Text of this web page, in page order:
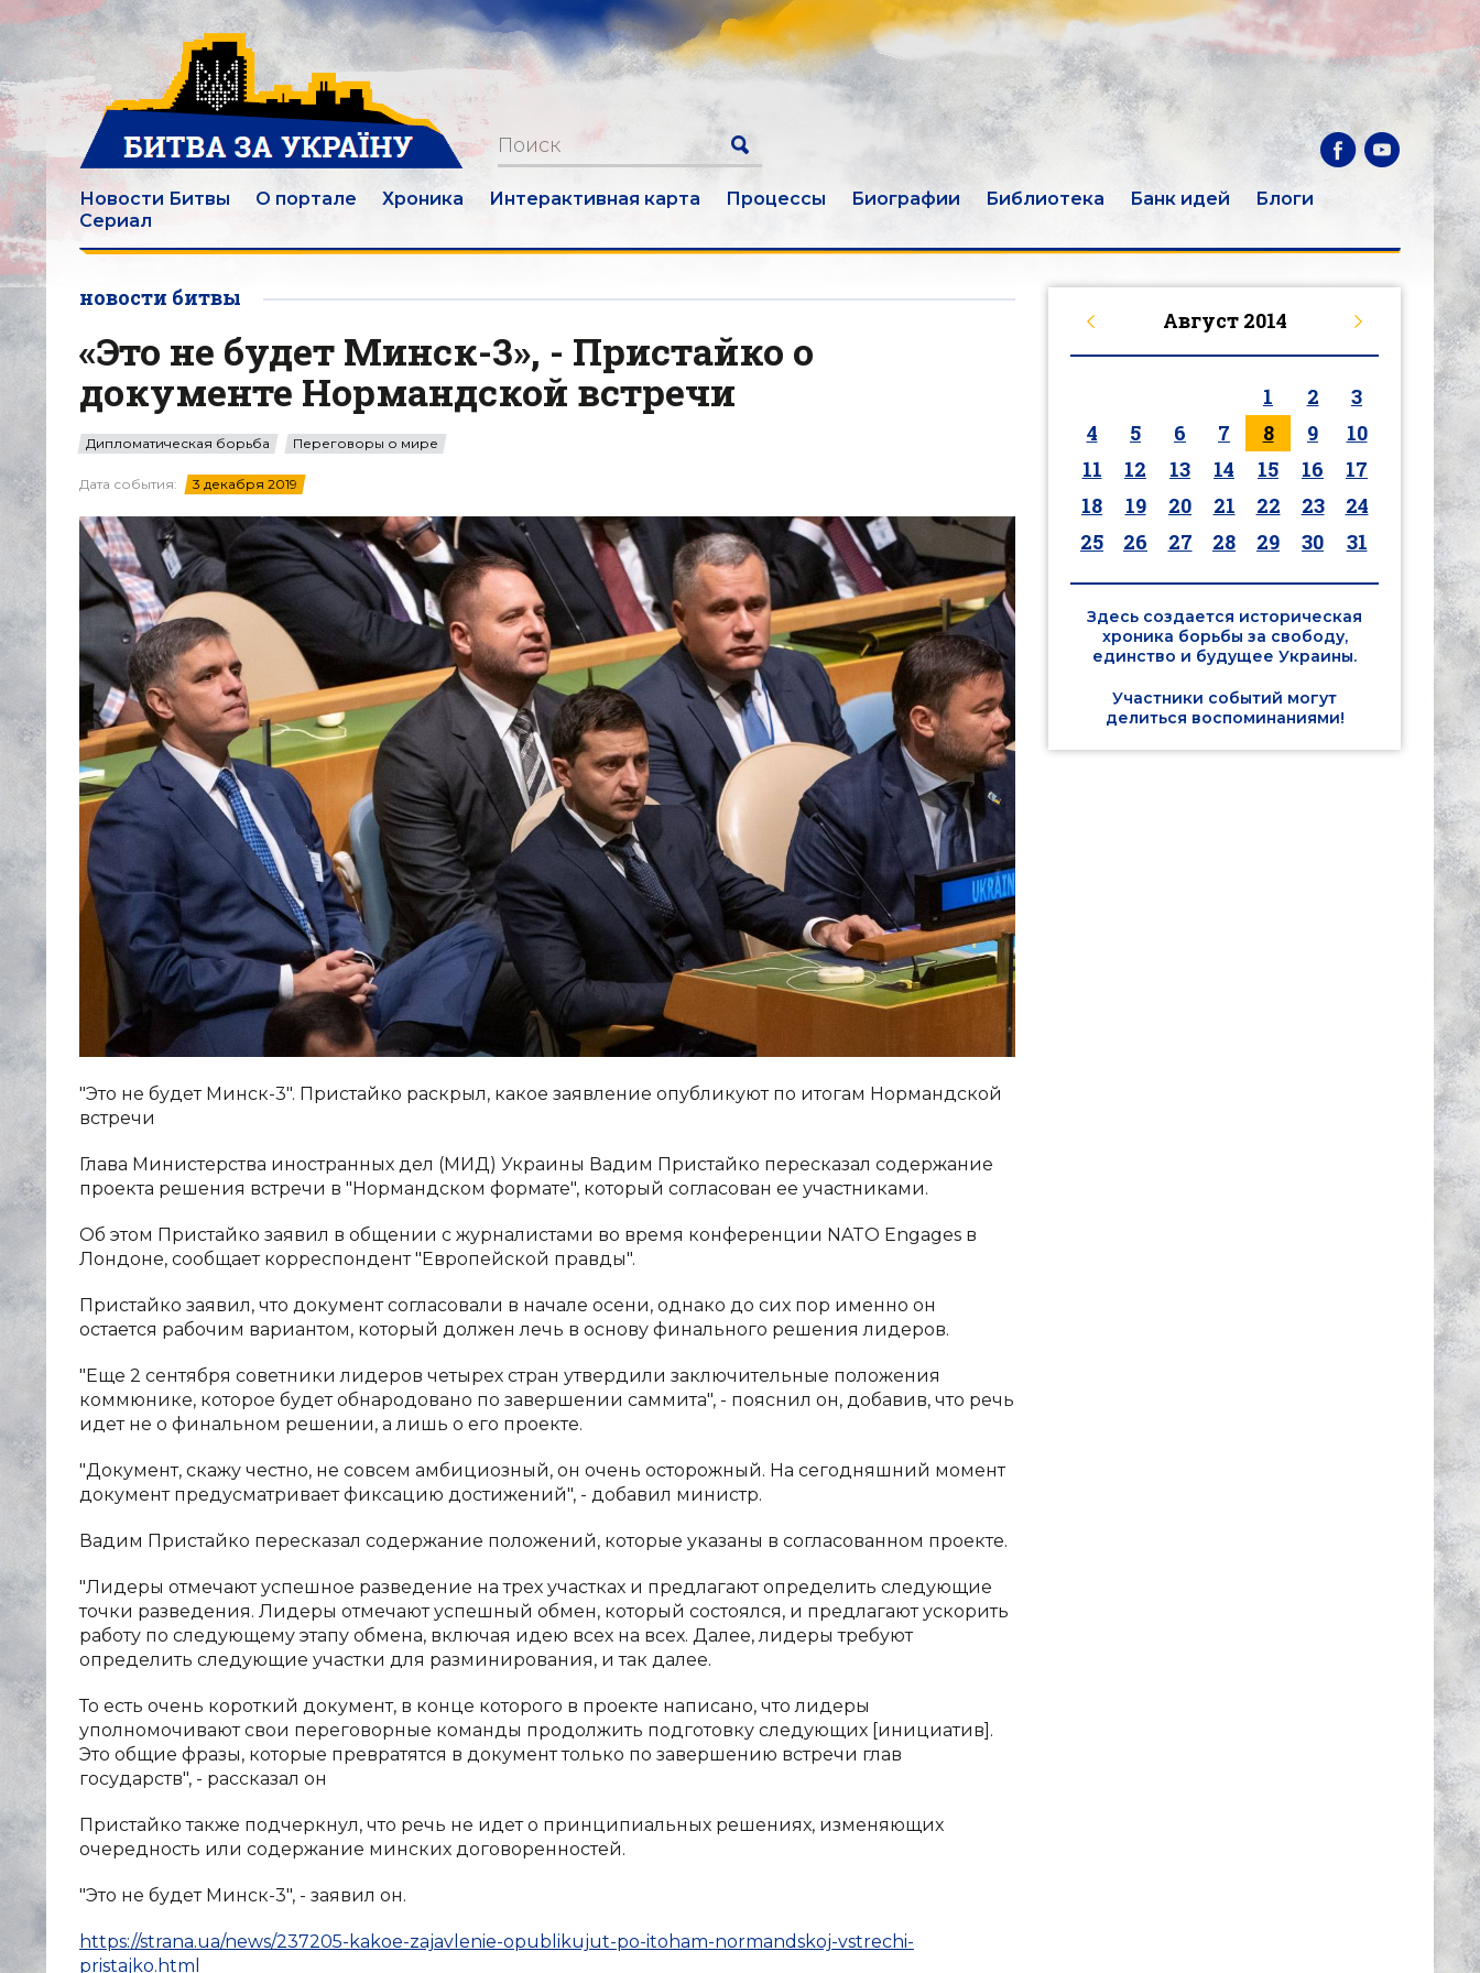
Новости Битвы О портале Хроника Интерактивная карта Процессы Биографии Библиотека Банк идей
Блоги
Сериал
новости битвы
«Это не будет Минск-3», - Пристайко о
документе Нормандской встречи
Дипломатическая борьба Переговоры о мире
Дата события: 3 декабря 2019
"Это не будет Минск-3". Пристайко раскрыл, какое заявление опубликуют по итогам Нормандской
встречи
Глава Министерства иностранных дел (МИД) Украины Вадим Пристайко пересказал содержание
проекта решения встречи в "Нормандском формате", который согласован ее участниками.
Об этом Пристайко заявил в общении с журналистами во время конференции NATO Engages в
Лондоне, сообщает корреспондент "Европейской правды".
Пристайко заявил, что документ согласовали в начале осени, однако до сих пор именно он
остается рабочим вариантом, который должен лечь в основу финального решения лидеров.
"Еще 2 сентября советники лидеров четырех стран утвердили заключительные положения
коммюнике, которое будет обнародовано по завершении саммита", - пояснил он, добавив, что речь
идет не о финальном решении, а лишь о его проекте.
"Документ, скажу честно, не совсем амбициозный, он очень осторожный. На сегодняшний момент
документ предусматривает фиксацию достижений", - добавил министр.
Вадим Пристайко пересказал содержание положений, которые указаны в согласованном проекте.
"Лидеры отмечают успешное разведение на трех участках и предлагают определить следующие
точки разведения. Лидеры отмечают успешный обмен, который состоялся, и предлагают ускорить
работу по следующему этапу обмена, включая идею всех на всех. Далее, лидеры требуют
определить следующие участки для разминирования, и так далее.
То есть очень короткий документ, в конце которого в проекте написано, что лидеры
уполномочивают свои переговорные команды продолжить подготовку следующих [инициатив].
Это общие фразы, которые превратятся в документ только по завершению встречи глав
государств", - рассказал он
Пристайко также подчеркнул, что речь не идет о принципиальных решениях, изменяющих
очередность или содержание минских договоренностей.
"Это не будет Минск-3", - заявил он.
https://strana.ua/news/237205-kakoe-zajavlenie-opublikujut-po-itoham-normandskoj-vstrechi-
pristajko.html
Август 2014
1 2
3
4
5 6 7 8 9
10
11
12 13 14 15 16
17
18
19 20 21 22 23
24
25
26 27 28 29 30 31
Здесь создается историческая
хроника борьбы за свободу,
единство и будущее Украины.
Участники событий могут
делиться воспоминаниями!